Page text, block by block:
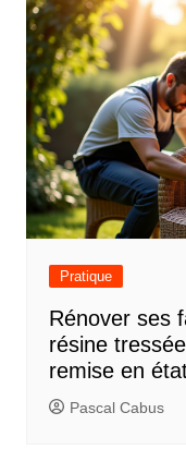
Pratique
Rénover ses
résine
remise en
Pascal Cabus